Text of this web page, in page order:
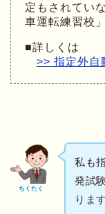
定もされてい
車運転練習校
■詳しくは
>> 指定外自
ちくたく
私も
発試
りま